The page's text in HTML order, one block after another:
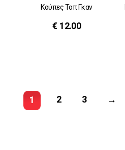
Κούπες Τοπ Γκαν
€ 12.00
1 2 3 →